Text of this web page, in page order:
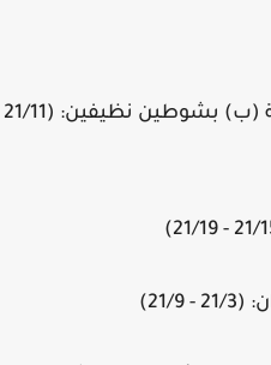
الحديدة (ب) تفوقت على الأمانة (ب) بشوطين نظيفين: (21/11